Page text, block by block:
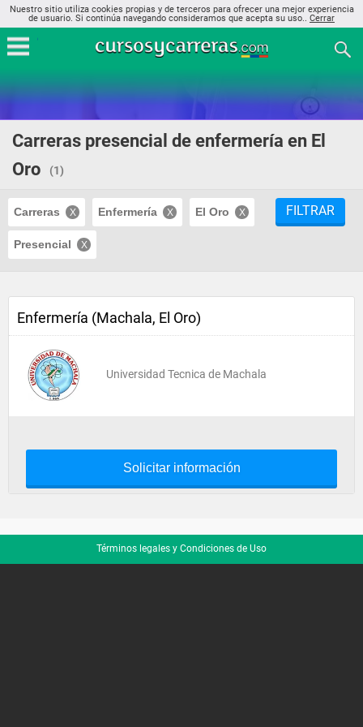
Nuestro sitio utiliza cookies propias y de terceros para ofrecer una mejor experiencia
de usuario. Si continúa navegando consideramos que acepta su uso.. Cerrar
Carreras presencial de enfermería en El
Oro
(1)
Carreras Enfermería El Oro
Presencial
FILTRAR
Enfermería (Machala, El Oro)
Universidad Tecnica de Machala
Solicitar información
Términos legales y Condiciones de Uso